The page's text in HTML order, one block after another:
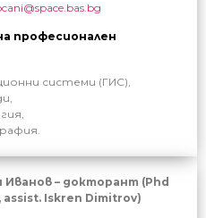
професионален
системи (ГИС),
Иванов – докторант (Phd
Iskren Dimitrov)